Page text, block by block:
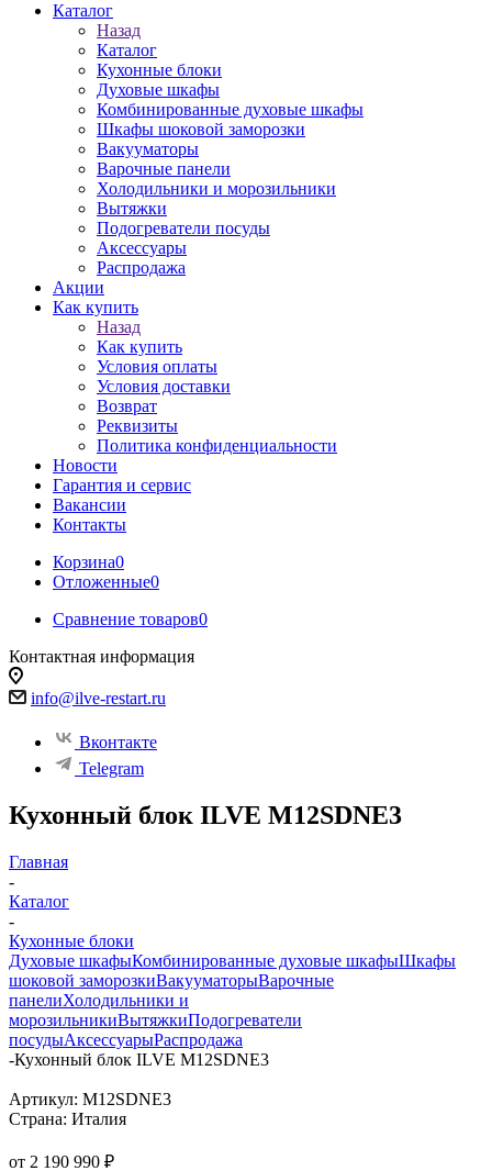
Каталог
Назад
Каталог
Кухонные блоки
Духовые шкафы
Комбинированные духовые шкафы
Шкафы шоковой заморозки
Вакууматоры
Варочные панели
Холодильники и морозильники
Вытяжки
Подогреватели посуды
Аксессуары
Распродажа
Акции
Как купить
Назад
Как купить
Условия оплаты
Условия доставки
Возврат
Реквизиты
Политика конфиденциальности
Новости
Гарантия и сервис
Вакансии
Контакты
Корзина0
Отложенные0
Сравнение товаров0
Контактная информация
info@ilve-restart.ru
Вконтакте
Telegram
Кухонный блок ILVE M12SDNE3
Главная
-
Каталог
-
Кухонные блоки
Духовые шкафыКомбинированные духовые шкафыШкафы
шоковой заморозкиВакууматорыВарочные
панелиХолодильники и
морозильникиВытяжкиПодогреватели
посудыАксессуарыРаспродажа
-Кухонный блок ILVE M12SDNE3
Артикул: M12SDNE3
Страна: Италия
от 2 190 990 ₽